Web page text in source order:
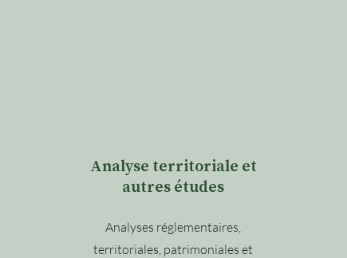
Analyse territoriale et
autres études
Analyses réglementaires,
territoriales, patrimoniales et